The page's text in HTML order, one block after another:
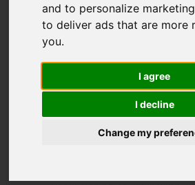
and to personalize
to deliver ads that are more
you.
I agree
I decline
Change my
UNION
NÚMERO DE PIEZA:
6410 86018